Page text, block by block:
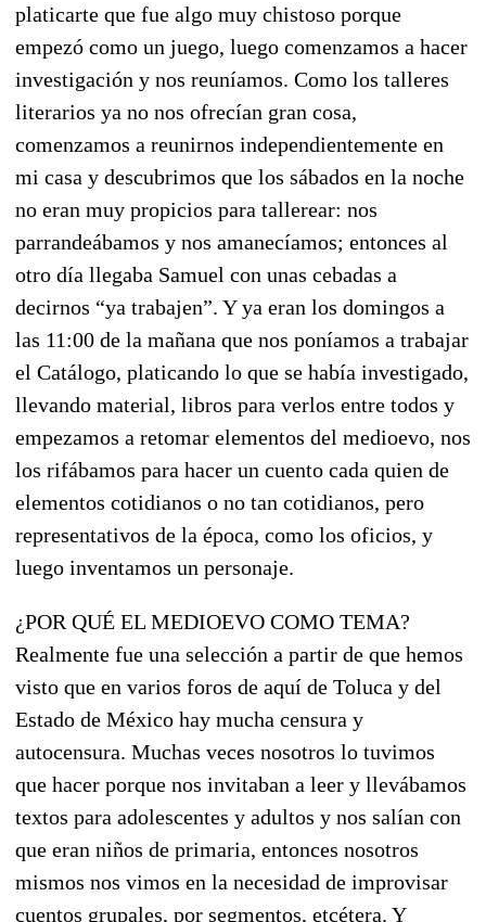
platicarte que fue algo muy chistoso porque
empezó como un juego, luego comenzamos a hacer
investigación y nos reuníamos. Como los talleres
literarios ya no nos ofrecían gran cosa,
comenzamos a reunirnos independientemente en
mi casa y descubrimos que los sábados en la noche
no eran muy propicios para tallerear: nos
parrandeábamos y nos amanecíamos; entonces al
otro día llegaba Samuel con unas cebadas a
decirnos “ya trabajen”. Y ya eran los domingos a
las 11:00 de la mañana que nos poníamos a trabajar
el Catálogo, platicando lo que se había investigado,
llevando material, libros para verlos entre todos y
empezamos a retomar elementos del medioevo, nos
los rifábamos para hacer un cuento cada quien de
elementos cotidianos o no tan cotidianos, pero
representativos de la época, como los oficios, y
luego inventamos un personaje.
¿POR QUÉ EL MEDIOEVO COMO TEMA?
Realmente fue una selección a partir de que hemos
visto que en varios foros de aquí de Toluca y del
Estado de México hay mucha censura y
autocensura. Muchas veces nosotros lo tuvimos
que hacer porque nos invitaban a leer y llevábamos
textos para adolescentes y adultos y nos salían con
que eran niños de primaria, entonces nosotros
mismos nos vimos en la necesidad de improvisar
cuentos grupales, por segmentos, etcétera. Y